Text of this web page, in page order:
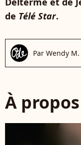
de Télé Star.
Par Wendy M.
À